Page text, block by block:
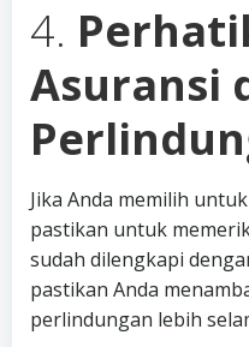
4.
Asuransi
Jika Anda memilih
pastikan untuk
sudah dilengkapi
pastikan Anda
perlindungan lebih